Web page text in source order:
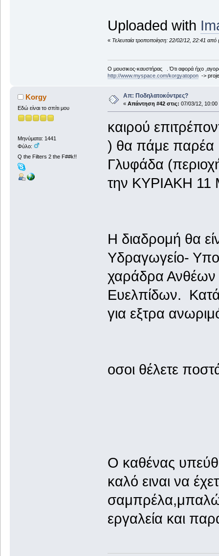
Uploaded with
« Τελευταία τροποποίηση: 22/02/12, 22:41
Ο μουσικος-καυστήρας . Ότι αφορά ήχο
http://www.myspace.com/korgyatopon->
Korgy
Εδώ είναι το σπίτι μου
Μηνύματα: 1441
Φύλο:
Q the Filters 2 the F##k!!
Απ: Ποδηλατοκόντρες?
« Απάντηση #42 στις: 07/03/12, 10:00
καιρού
) θα πάμε παρέα
Γλυφάδα
την ΚΥΡΙΑΚΗ 11
Η διαδρομή θα
Υδραγωγείο-
χαράδρα
Ευελπίδων.
για εξτρα
οσοι θέλετε
Ο καθένας
καλό ειναι να
εργαλεία και